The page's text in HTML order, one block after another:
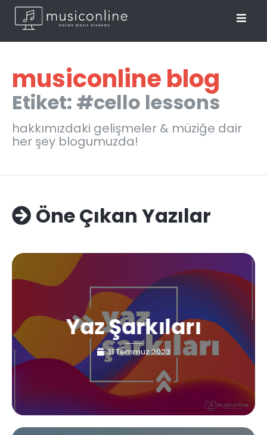
musiconline blog
Etiket: #cello lessons
hakkımızdaki gelişmeler & müziğe dair
her şey blogumuzda!
Öne Çıkan Yazılar
Yaz Şarkıları
31 Temmuz 2023